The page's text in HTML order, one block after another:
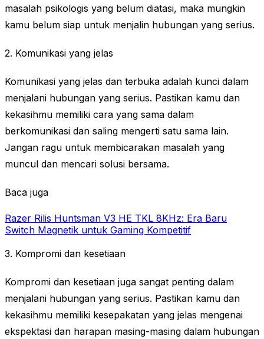
masalah psikologis yang belum diatasi, maka mungkin
kamu belum siap untuk menjalin hubungan yang serius.
2. Komunikasi yang jelas
Komunikasi yang jelas dan terbuka adalah kunci dalam
menjalani hubungan yang serius. Pastikan kamu dan
kekasihmu memiliki cara yang sama dalam
berkomunikasi dan saling mengerti satu sama lain.
Jangan ragu untuk membicarakan masalah yang
muncul dan mencari solusi bersama.
Baca juga
Razer Rilis Huntsman V3 HE TKL 8KHz: Era Baru
Switch Magnetik untuk Gaming Kompetitif
3. Kompromi dan kesetiaan
Kompromi dan kesetiaan juga sangat penting dalam
menjalani hubungan yang serius. Pastikan kamu dan
kekasihmu memiliki kesepakatan yang jelas mengenai
ekspektasi dan harapan masing-masing dalam hubungan